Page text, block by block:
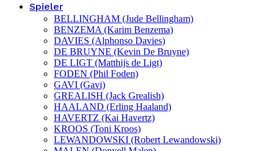
Spieler
BELLINGHAM (Jude Bellingham)
BENZEMA (Karim Benzema)
DAVIES (Alphonso Davies)
DE BRUYNE (Kevin De Bruyne)
DE LIGT (Matthijs de Ligt)
FODEN (Phil Foden)
GAVI (Gavi)
GREALISH (Jack Grealish)
HAALAND (Erling Haaland)
HAVERTZ (Kai Havertz)
KROOS (Toni Kroos)
LEWANDOWSKI (Robert Lewandowski)